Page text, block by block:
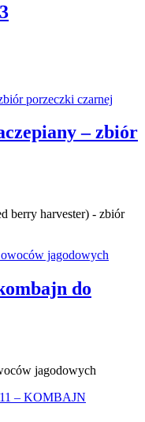
– zbiór
berry harvester) - zbiór
do
jagodowych